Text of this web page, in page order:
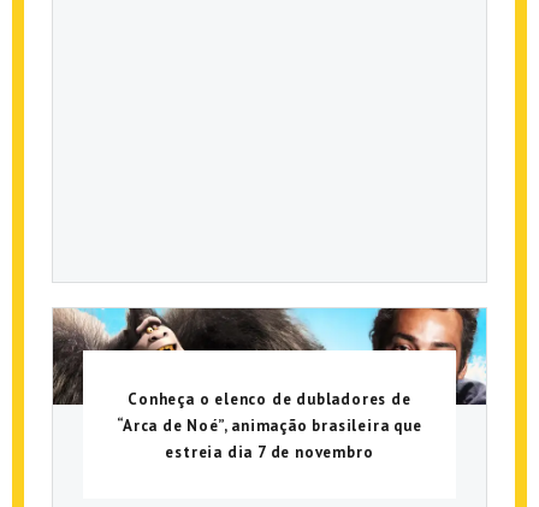
Conheça o elenco de dubladores de
“Arca de Noé”, animação brasileira que
estreia dia 7 de novembro